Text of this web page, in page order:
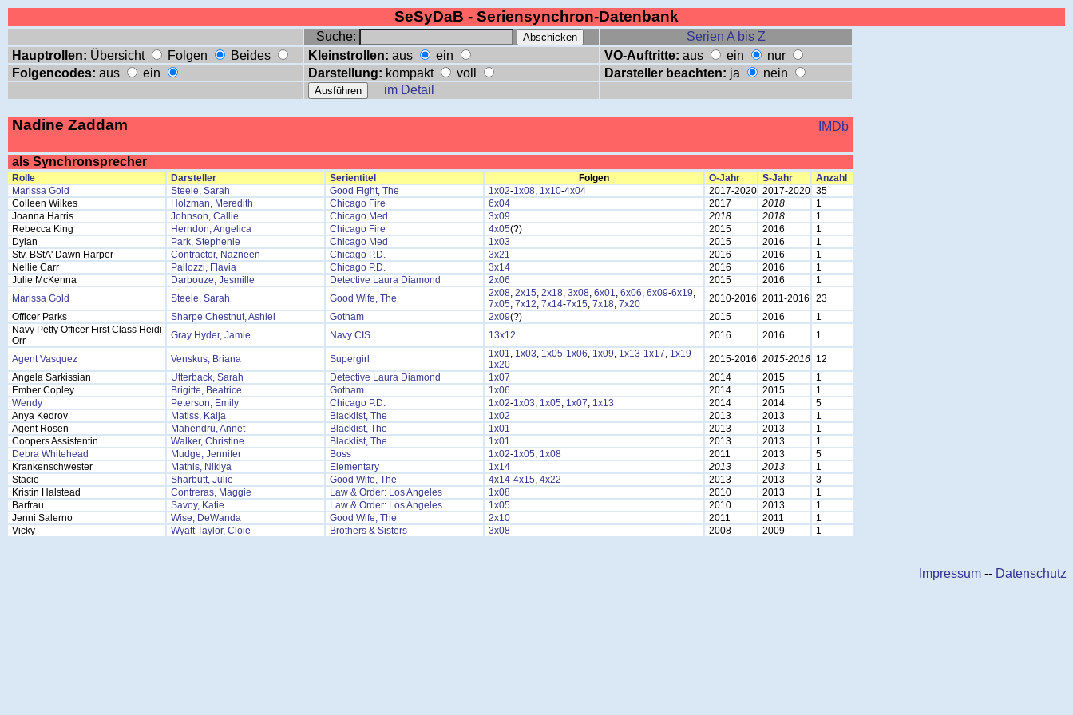
SeSyDaB - Seriensynchron-Datenbank
Suche:
Serien A bis Z
Hauptrollen: Übersicht Folgen Beides Kleinstrollen: aus ein VO-Auftritte: aus ein
nur
Folgencodes: aus ein Darstellung: kompakt voll Darsteller beachten: ja
nein
im Detail
Nadine Zaddam IMDb
als Synchronsprecher
Rolle Darsteller Serientitel Folgen O-Jahr S-Jahr
Anzahl
Marissa Gold
Steele, Sarah Good Fight, The 1x02-1x08, 1x10-4x04 2017-2020 2017-2020 35
Colleen Wilkes
Holzman, Meredith Chicago Fire 6x04 2017 2018
1
Joanna Harris
Johnson, Callie Chicago Med 3x09 2018 2018
1
Rebecca King
Herndon, Angelica Chicago Fire 4x05(?) 2015 2016
1
Dylan
Park, Stephenie Chicago Med 1x03 2015 2016
1
Stv. BStA' Dawn Harper
Contractor, Nazneen Chicago P.D. 3x21 2016 2016
1
Nellie Carr
Pallozzi, Flavia Chicago P.D. 3x14 2016 2016
1
Julie McKenna
Darbouze, Jesmille Detective Laura Diamond 2x06 2015 2016
1
Marissa Gold
Steele, Sarah Good Wife, The 2x08, 2x15, 2x18, 3x08, 6x01, 6x06, 6x09-6x19,
7x05, 7x12, 7x14-7x15, 7x18, 7x20 2010-2016 2011-2016
23
Officer Parks
Sharpe Chestnut, Ashlei Gotham 2x09(?) 2015 2016
1
Navy Petty Officer First Class Heidi
Orr
Gray Hyder, Jamie Navy CIS 13x12 2016 2016 1
Agent Vasquez Venskus, Briana Supergirl 1x01, 1x03, 1x05-1x06, 1x09, 1x13-1x17, 1x19-
1x20
2015-2016 2015-2016 12
Angela Sarkissian
Utterback, Sarah Detective Laura Diamond 1x07 2014 2015
1
Ember Copley
Brigitte, Beatrice Gotham 1x06 2014 2015
1
Wendy
Peterson, Emily Chicago P.D. 1x02-1x03, 1x05, 1x07, 1x13 2014 2014
5
Anya Kedrov
Matiss, Kaija Blacklist, The 1x02 2013 2013
1
Agent Rosen
Mahendru, Annet Blacklist, The 1x01 2013 2013
1
Coopers Assistentin
Walker, Christine Blacklist, The 1x01 2013 2013
1
Debra Whitehead
Mudge, Jennifer Boss 1x02-1x05, 1x08 2011 2013
5
Krankenschwester
Mathis, Nikiya Elementary 1x14 2013 2013
1
Stacie
Sharbutt, Julie Good Wife, The 4x14-4x15, 4x22 2013 2013
3
Kristin Halstead
Contreras, Maggie Law & Order: Los Angeles 1x08 2010 2013
1
Barfrau
Savoy, Katie Law & Order: Los Angeles 1x05 2010 2013
1
Jenni Salerno
Wise, DeWanda Good Wife, The 2x10 2011 2011
1
Vicky
Wyatt Taylor, Cloie Brothers & Sisters 3x08 2008 2009 1
Impressum -- Datenschutz